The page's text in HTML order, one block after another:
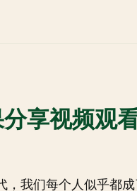
享视频观
我们每个人似乎都